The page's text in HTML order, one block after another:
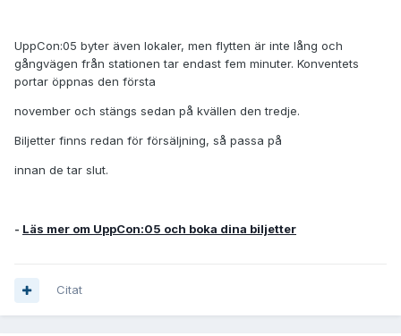
UppCon:05 byter även lokaler, men flytten är inte lång och
gångvägen från stationen tar endast fem minuter. Konventets
portar öppnas den första
november och stängs sedan på kvällen den tredje.
Biljetter finns redan för försäljning, så passa på
innan de tar slut.
- Läs mer om UppCon:05 och boka dina biljetter
Citat